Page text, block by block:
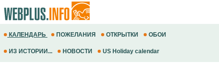
КАЛЕНДАРЬ ПОЖЕЛАНИЯ ОТКРЫТКИ ОБОИ
ИЗ ИСТОРИИ... НОВОСТИ US Holiday calendar